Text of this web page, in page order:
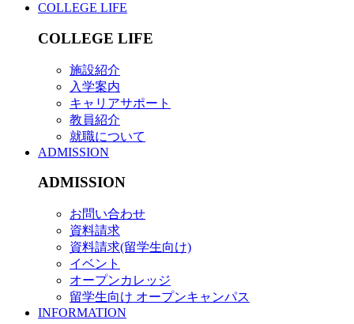
COLLEGE LIFE
COLLEGE LIFE
施設紹介
入学案内
キャリアサポート
教員紹介
就職について
ADMISSION
ADMISSION
お問い合わせ
資料請求
資料請求(留学生向け)
イベント
オープンカレッジ
留学生向け オープンキャンパス
INFORMATION